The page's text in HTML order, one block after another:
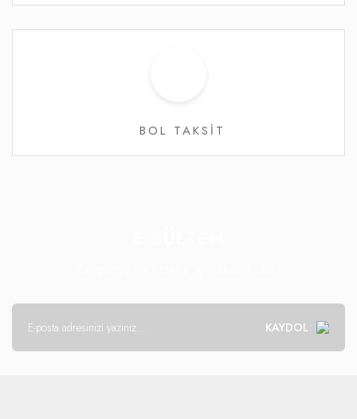
BOL TAKSİT
KAYDOL